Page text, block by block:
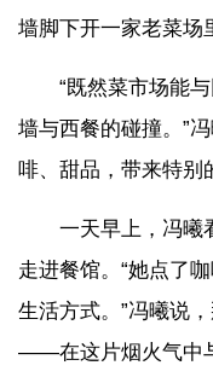
墙脚下开一家老菜场
“既然菜市场能
墙与西餐的碰撞。”
啡、甜品，带来特别
一天早上，冯曦
走进餐馆。“她点了
生活方式。”冯曦说
——在这片烟火气中